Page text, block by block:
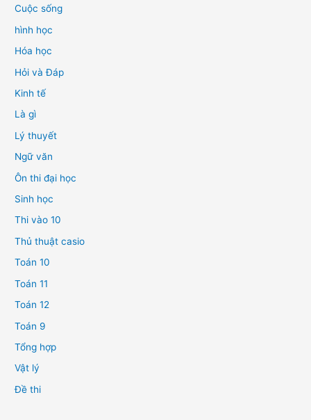
Cuộc sống
hình học
Hóa học
Hỏi và Đáp
Kinh tế
Là gì
Lý thuyết
Ngữ văn
Ôn thi đại học
Sinh học
Thi vào 10
Thủ thuật casio
Toán 10
Toán 11
Toán 12
Toán 9
Tổng hợp
Vật lý
Đề thi